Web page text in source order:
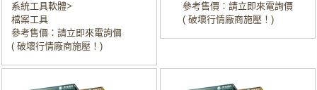
系統工具軟體>
檔案工具
參考售價：請立即來電詢價
( 破壞行情廠商施壓！)
參考售價：請立即來電詢價
( 破壞行情廠商施壓！)